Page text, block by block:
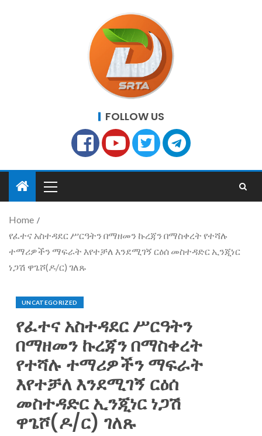
FOLLOW US
Home
የፈተና አስተዳደር ሥርዓትን በማዘመን ኩረጃን በማስቀረት የተሻሉ
ተማሪዎችን ማፍራት እየተቻለ እንደሚገኝ ርዕሰ መስተዳድር ኢንጂነር
ነጋሽ ዋጌሾ(ዶ/ር) ገለጹ
UNCATEGORIZED
የፈተና አስተዳደር ሥርዓትን
በማዘመን ኩረጃን በማስቀረት
የተሻሉ ተማሪዎችን ማፍራት
እየተቻለ እንደሚገኝ ርዕሰ
መስተዳድር ኢንጂነር ነጋሽ
ዋጌሾ(ዶ/ር) ገለጹ